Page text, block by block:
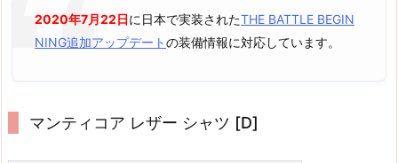
2020年7月22日に日本で実装されたTHE BATTLE BEGIN
NING追加アップデートの装備情報に対応しています。
マンティコア レザー シャツ [D]